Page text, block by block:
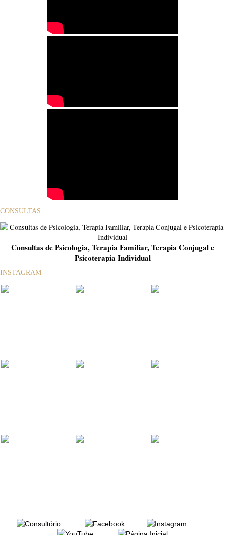
CONSULTAS
Consultas de Psicologia, Terapia Familiar, Terapia Conjugal e
Psicoterapia Individual
INSTAGRAM